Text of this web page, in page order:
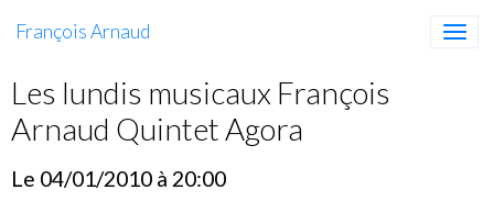
François Arnaud
Les lundis musicaux François
Arnaud Quintet Agora
Le 04/01/2010 à 20:00